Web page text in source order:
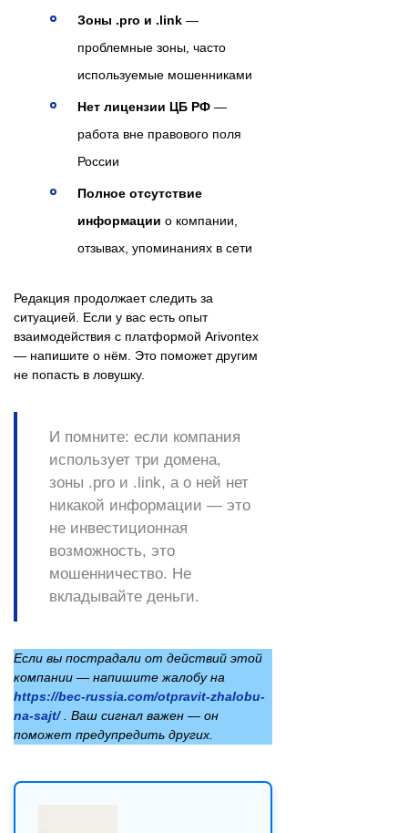
Зоны .pro и .link —
проблемные зоны, часто
используемые мошенниками
Нет лицензии ЦБ РФ —
работа вне правового поля
России
Полное отсутствие
информации о компании,
отзывах, упоминаниях в сети
Редакция продолжает следить за
ситуацией. Если у вас есть опыт
взаимодействия с платформой Arivontex
— напишите о нём. Это поможет другим
не попасть в ловушку.
И помните: если компания
использует три домена,
зоны .pro и .link, а о ней нет
никакой информации — это
не инвестиционная
возможность, это
мошенничество. Не
вкладывайте деньги.
Если вы пострадали от действий этой
компании — напишите жалобу на
https://bec-russia.com/otpravit-zhalobu-
na-sajt/. Ваш сигнал важен — он
поможет предупредить других.